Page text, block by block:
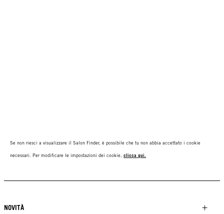
Se non riesci a visualizzare il Salon Finder, è possibile che tu non abbia accettato i cookie
necessari. Per modificare le impostazioni dei cookie, clicca qui.
NOVITÀ